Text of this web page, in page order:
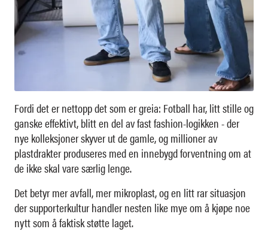
Fordi det er nettopp det som er greia: Fotball har, litt stille og
ganske effektivt, blitt en del av fast fashion-logikken - der
nye kolleksjoner skyver ut de gamle, og millioner av
plastdrakter produseres med en innebygd forventning om at
de ikke skal vare særlig lenge.
Det betyr mer avfall, mer mikroplast, og en litt rar situasjon
der supporterkultur handler nesten like mye om å kjøpe noe
nytt som å faktisk støtte laget.